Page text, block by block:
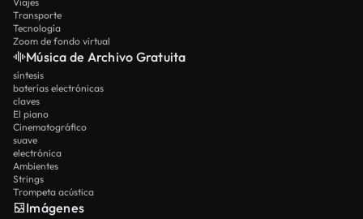
Transporte
Tecnología
Zoom de fondo virtual
Música de Archivo Gratuita
síntesis
baterías electrónicas
claves
El piano
Cinematográfico
suave
electrónica
Ambientes
Strings
Trompeta acústica
Imágenes